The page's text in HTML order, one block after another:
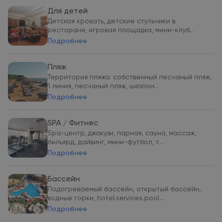
Для детей
Детская кровать, детские стульчики в
ресторане, игровая площадка, мини-клуб...
Подробнее
Пляж
Территория пляжа: собственный песчаный пляж,
1 линия, песчаный пляж, шезлон...
Подробнее
SPA / Фитнес
Spa-центр, джакузи, парная, сауна, массаж,
бильярд, дайвинг, мини-футбол, т...
Подробнее
Бассейн
Подогреваемый бассейн, открытый бассейн,
водные горки, hotel.services.pool....
Подробнее